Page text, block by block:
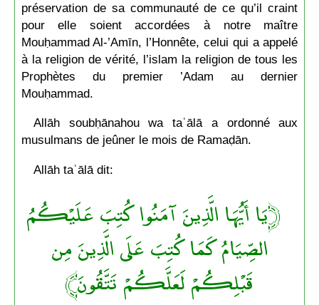
préservation de sa communauté de ce qu’il craint
pour elle soient accordées à notre maître
Mouḥammad Al-’Amīn, l’Honnête, celui qui a appelé
à la religion de vérité, l’islam la religion de tous les
Prophètes du premier ’Adam au dernier
Mouḥammad.
Allāh soubḥānahou wa taʿālā a ordonné aux
musulmans de jeûner le mois de Ramaḍān.
Allāh taʿālā dit:
﴿يَا أَيُّهَا الَّذِينَ آمَنُوا كُتِبَ عَلَيْكُمُ
الصِّيَامُ كَمَا كُتِبَ عَلَى الَّذِينَ مِن
قَبْلِكُمْ لَعَلَّكُمْ تَتَّقُونَ﴾